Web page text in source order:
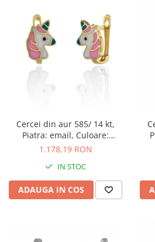
Cercei din aur 585/ 14 kt,
Piatra: email, Culoare:
multicolor
1.178,19 RON
IN STOC
ADAUGA IN COS